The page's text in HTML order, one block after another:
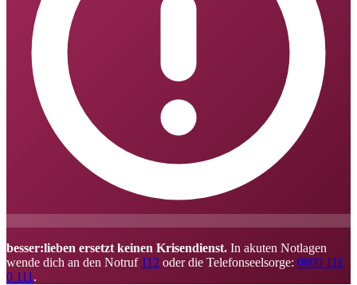
besser:lieben ersetzt keinen Krisendienst. In akuten Notlagen
wende dich an den Notruf 112 oder die Telefonseelsorge: 0800 111
0 111 .